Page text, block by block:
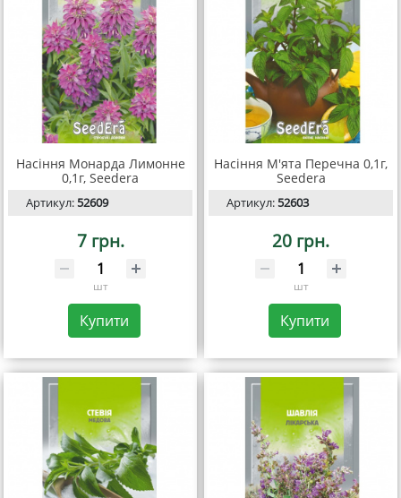
Насіння Монарда Лимонне
0,1г, Seedera
Артикул:52609
7 грн.
шт
Купити
Насіння М'ята Перечна 0,1г,
Seedera
Артикул:52603
20 грн.
шт
Купити